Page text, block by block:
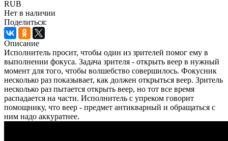
RUB
Нет в наличии
Поделиться:
Описание
Исполнитель просит, чтобы один из зрителей помог ему в
выполнении фокуса. Задача зрителя - открыть веер в нужный
момент для того, чтобы волшебство совершилось. Фокусник
несколько раз показывает, как должен открыться веер. Зритель
несколько раз пытается открыть веер, но тот все время
распадается на части. Исполнитель с упреком говорит
помощнику, что веер - предмет антикварный и обращаться с
ним надо аккуратнее.